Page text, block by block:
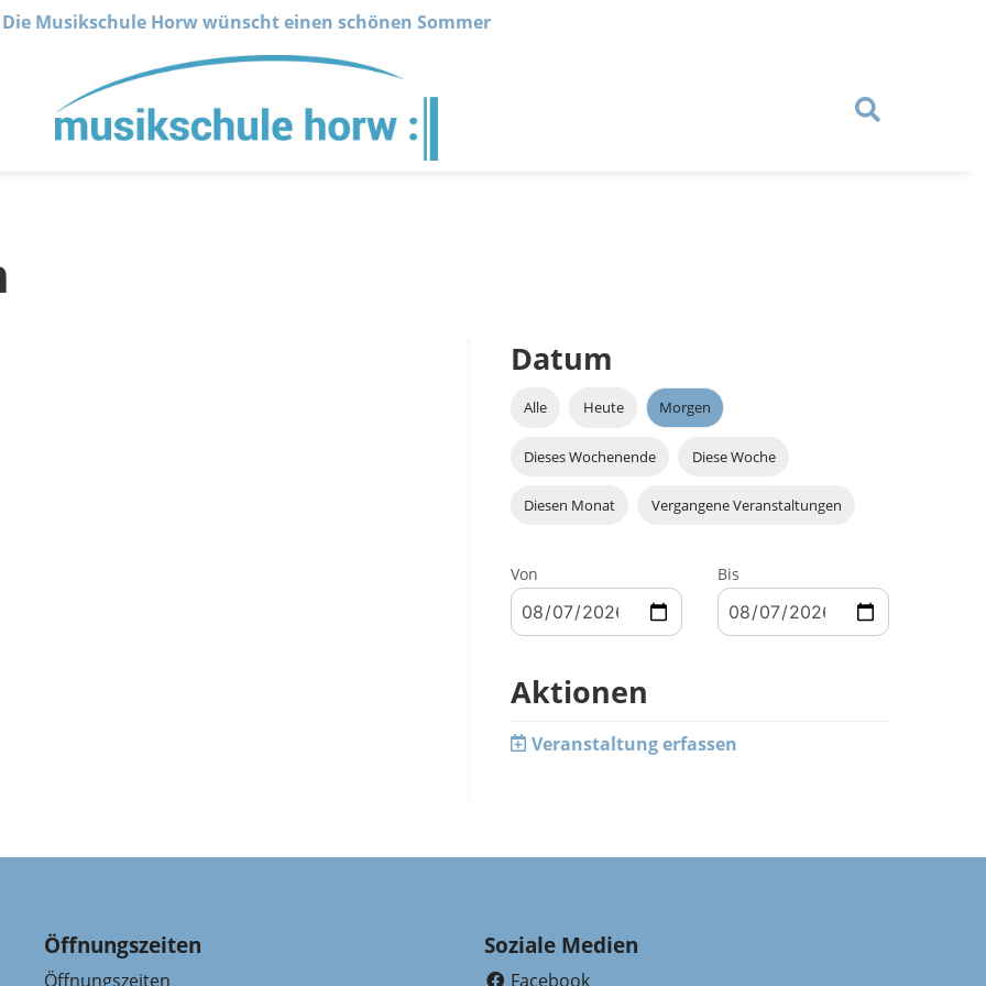
Die Musikschule Horw wünscht einen schönen Sommer
Datum
Alle Heute Morgen
Dieses Wochenende Diese Woche
Diesen Monat Vergangene Veranstaltungen
Von Bis
Aktionen
Veranstaltung erfassen
Öffnungszeiten
Öffnungszeiten
Soziale Medien
Facebook